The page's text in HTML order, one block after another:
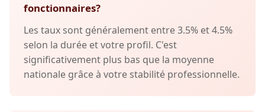
fonctionnaires?
Les taux sont généralement entre 3.5% et 4.5%
selon la durée et votre profil. C'est
significativement plus bas que la moyenne
nationale grâce à votre stabilité professionnelle.